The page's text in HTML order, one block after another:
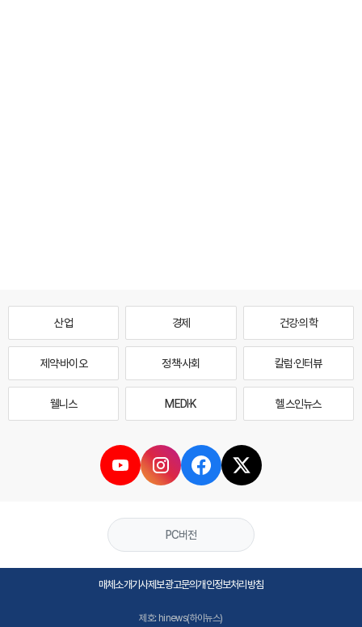
산업 경제 건강·의학
제약·바이오 정책·사회 칼럼·인터뷰
웰니스 MEDI·K 헬스인뉴스
PC버전
매체소개기사제보광고문의개인정보처리방침
제호: hinews(하이뉴스)